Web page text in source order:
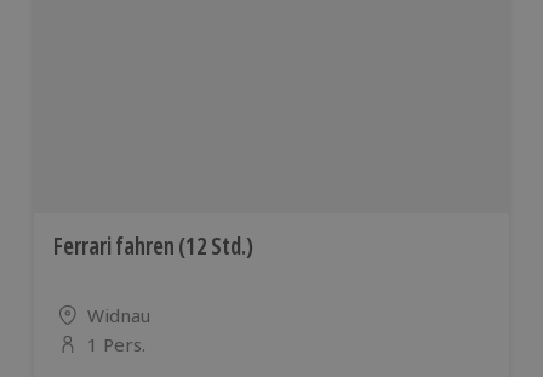
Ferrari fahren (12 Std.)
Standort
Widnau
Anzahl der Teilnehmer
1 Pers.